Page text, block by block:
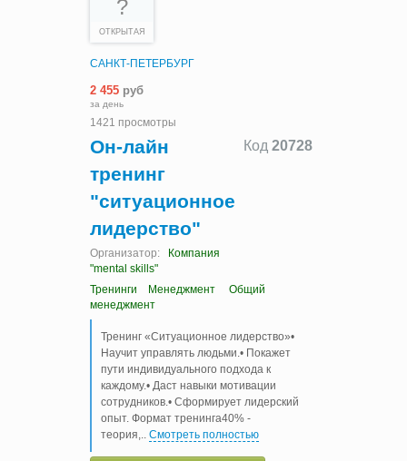
?
ОТКРЫТАЯ
САНКТ-ПЕТЕРБУРГ
2 455 руб
за день
1421 просмотры
Код 20728
Он-лайн
тренинг
"ситуационное
лидерство"
Организатор:
Компания
"mental skills"
Тренинги
Менеджмент
Общий
менеджмент
Тренинг «Ситуационное лидерство»•
Научит управлять людьми.• Покажет
пути индивидуального подхода к
каждому.• Даст навыки мотивации
сотрудников.• Сформирует лидерский
опыт. Формат тренинга40% -
теория,.. Смотреть полностью